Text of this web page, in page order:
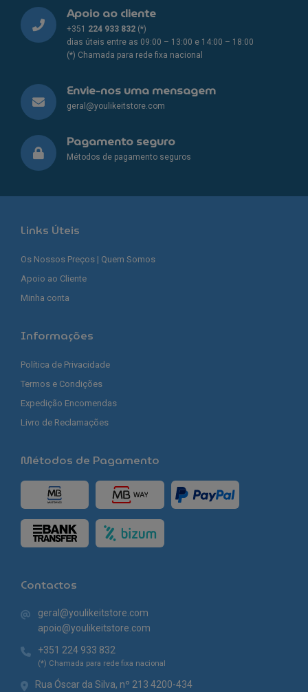
Apoio ao cliente
+351 224 933 832 (*)
dias úteis entre as 09:00 – 13:00 e 14:00 – 18:00
(*) Chamada para rede fixa nacional
Envie-nos uma mensagem
geral@youlikeitstore.com
Pagamento seguro
Métodos de pagamento seguros
Links Úteis
Os Nossos Preços | Quem Somos
Apoio ao Cliente
Minha conta
Informações
Política de Privacidade
Termos e Condições
Expedição Encomendas
Livro de Reclamações
Métodos de Pagamento
Contactos
geral@youlikeitstore.com
apoio@youlikeitstore.com
+351 224 933 832
(*) Chamada para rede fixa nacional
Rua Óscar da Silva, nº 213 4200-434